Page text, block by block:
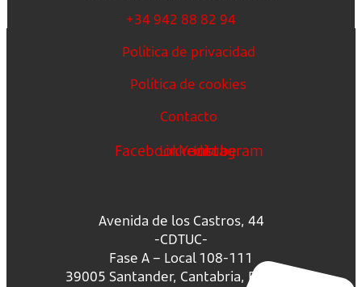
+34 942 88 82 94
Política de privacidad
Política de cookies
Contacto
FacebookLinkedin
Youtube
Instagram
Avenida de los Castros, 44
-CDTUC-
Fase A – Local 108-111
39005 Santander, Cantabria, España.